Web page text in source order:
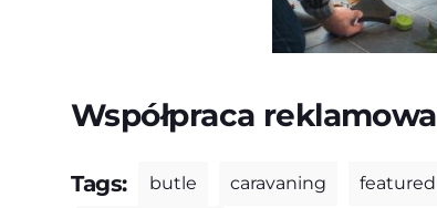
Współpraca reklamowa
Tags: butle caravaning featured